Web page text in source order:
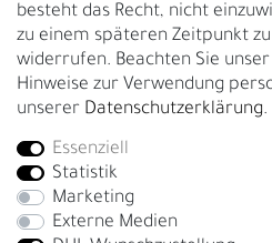
GESCHÄFTSKUNDEN & HÄNDLER
B2B Geschäftskunden
Bei Fragen wenden Sie sich direkt an
+4917663727338
Montag - Freitag, 09:00 - 14:00
besteht das Recht, nicht
zu einem späteren Zeitpunkt
widerrufen. Beachten Sie unser
Hinweise zur Verwendung
unserer Daten­schutz­erklärung.
Essenziell
Statistik
Marketing
Externe Medien